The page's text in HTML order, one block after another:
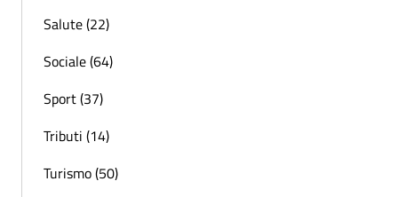
Salute (22)
Sociale (64)
Sport (37)
Tributi (14)
Turismo (50)